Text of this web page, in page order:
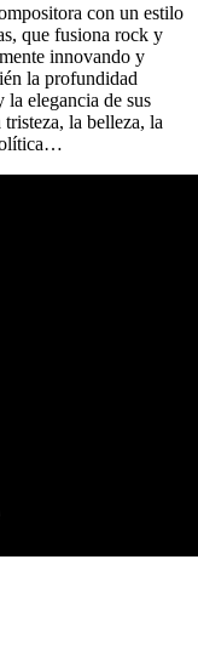
con un estilo
que fusiona rock y
innovando y
la profundidad
elegancia de sus
la belleza, la